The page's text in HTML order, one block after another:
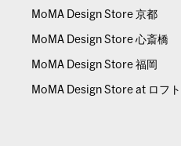
MoMA Design Store 京都
MoMA Design Store 心斎橋
MoMA Design Store 福岡
MoMA Design Store at ロフト